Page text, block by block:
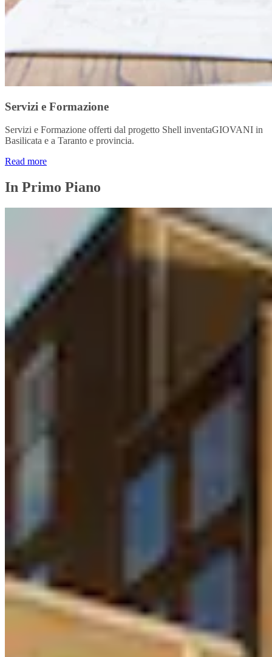
Servizi e Formazione
Servizi e Formazione offerti dal progetto Shell inventaGIOVANI in
Basilicata e a Taranto e provincia.
Read more
In Primo Piano